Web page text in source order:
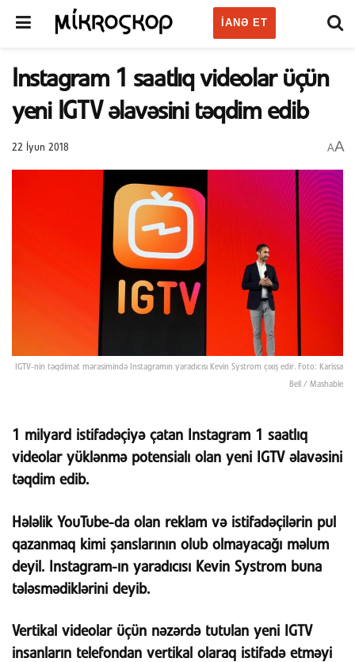
IANƏ ET
Instagram 1 saatlıq videolar üçün
yeni IGTV əlavəsini təqdim edib
22 İyun 2018 AA
IGTV-nin təqdimat mərasimində Instagramın yaradıcısı Kevin Systrom çıxış edir. Foto: Karissa
Bell / Mashable
1 milyard istifadəçiyə çatan Instagram 1 saatlıq
videolar yüklənmə potensialı olan yeni IGTV əlavəsini
təqdim edib.
Hələlik YouTube-da olan reklam və istifadəçilərin pul
qazanmaq kimi şanslarının olub olmayacağı məlum
deyil. Instagram-ın yaradıcısı Kevin Systrom buna
tələsmədiklərini deyib.
Vertikal videolar üçün nəzərdə tutulan yeni IGTV
insanların telefondan vertikal olaraq istifadə etməyi